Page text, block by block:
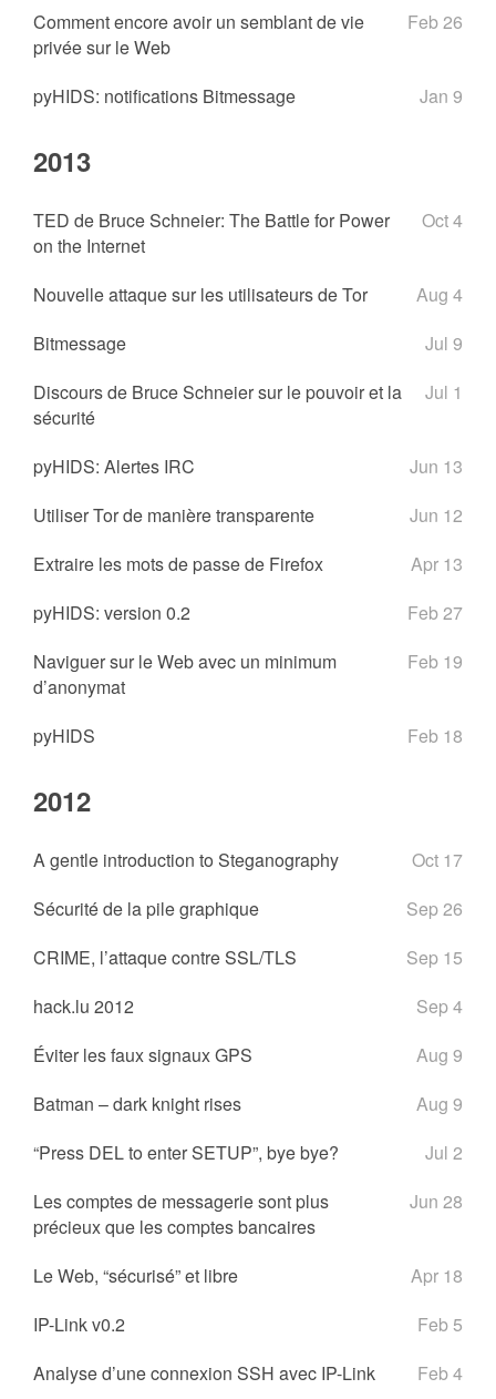
Comment encore avoir un semblant de vie
privée sur le Web
Feb 26
pyHIDS: notifications Bitmessage Jan 9
2013
TED de Bruce Schneier: The Battle for Power
on the Internet
Oct 4
Nouvelle attaque sur les utilisateurs de Tor
Aug 4
Bitmessage
Jul 9
Discours de Bruce Schneier sur le pouvoir et la
sécurité
Jul 1
pyHIDS: Alertes IRC
Jun 13
Utiliser Tor de manière transparente
Jun 12
Extraire les mots de passe de Firefox
Apr 13
pyHIDS: version 0.2
Feb 27
Naviguer sur le Web avec un minimum
d’anonymat
Feb 19
pyHIDS Feb 18
2012
A gentle introduction to Steganography
Oct 17
Sécurité de la pile graphique
Sep 26
CRIME, l’attaque contre SSL/TLS
Sep 15
hack.lu 2012
Sep 4
Éviter les faux signaux GPS
Aug 9
Batman – dark knight rises
Aug 9
“Press DEL to enter SETUP”, bye bye?
Jul 2
Les comptes de messagerie sont plus
précieux que les comptes bancaires
Jun 28
Le Web, “sécurisé” et libre
Apr 18
IP-Link v0.2
Feb 5
Analyse d’une connexion SSH avec IP-Link
Feb 4